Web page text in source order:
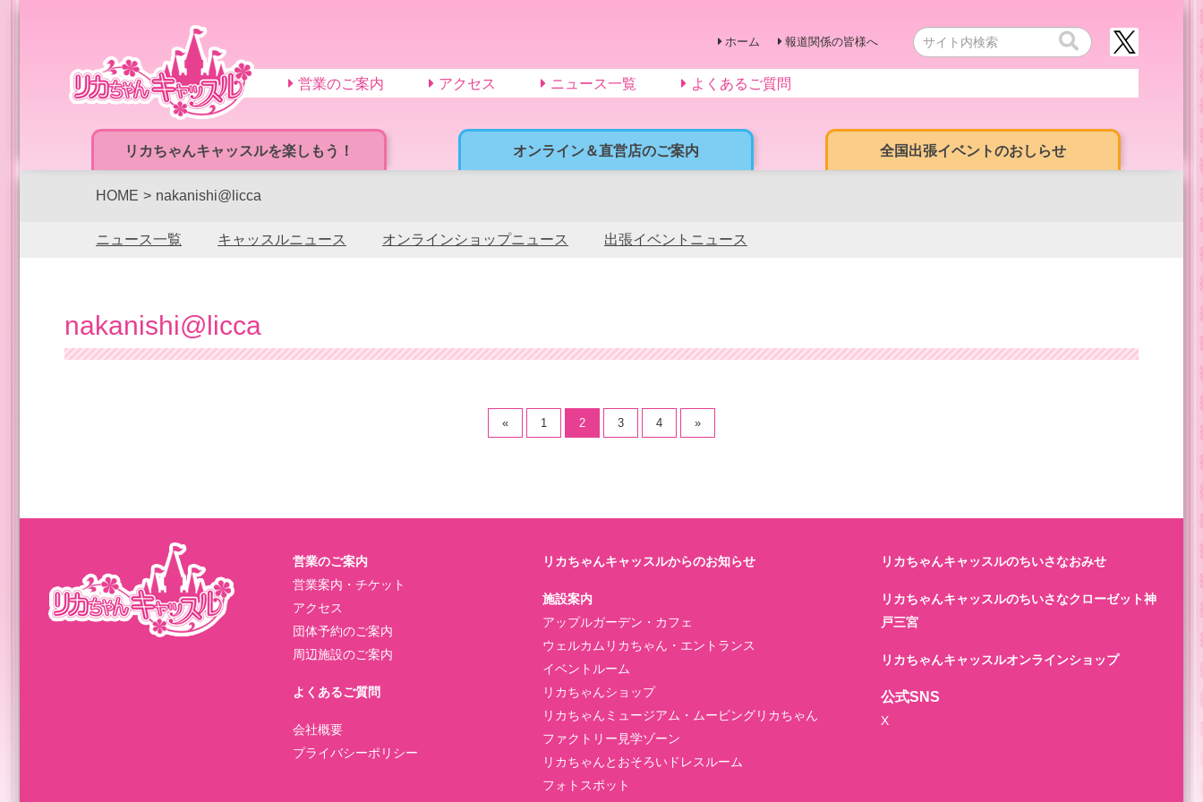
リカちゃんキャッスルを楽しもう！ オンライン＆直営店のご案内 全国出張イベントのおしらせ
ホーム 報道関係の皆様へ
営業のご案内 アクセス ニュース一覧 よくあるご質問
HOME nakanishi@licca
ニュース一覧 キャッスルニュース オンラインショップニュース 出張イベントニュース
nakanishi@licca
« 1 2 3 4 »
営業のご案内
営業案内・チケット
アクセス
団体予約のご案内
周辺施設のご案内
よくあるご質問
会社概要
プライバシーポリシー
リカちゃんキャッスルからのお知らせ
施設案内
アップルガーデン・カフェ
ウェルカムリカちゃん・エントランス
イベントルーム
リカちゃんショップ
リカちゃんミュージアム・ムービングリカちゃん
ファクトリー見学ゾーン
リカちゃんとおそろいドレスルーム
フォトスポット
リカちゃんキャッスルのちいさなおみせ
リカちゃんキャッスルのちいさなクローゼット神
戸三宮
リカちゃんキャッスルオンラインショップ
公式SNS
X